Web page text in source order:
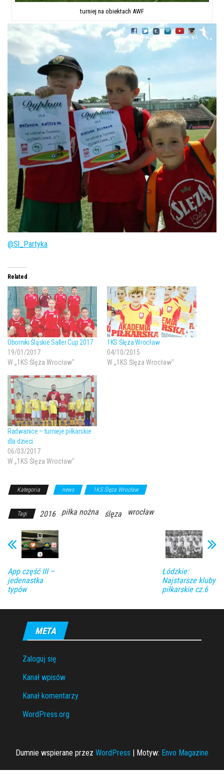
turniej na obiektach AWF
@Sl_Partyka
Related
Oborniki Śląskie Saller Cup 2017
19/01/2017
W „1KS Ślęza Wrocław"
1KS Ślęza Wrocław
04/10/2015
W „1KS Ślęza Wrocław"
Radwanice – turnieje piłkarskie
dla dzieci.
06/03/2017
W „1KS Ślęza Wrocław"
Kategoria news 1KS Ślęza Wrocław
Tagi 2016 piłka nożna ślęza wrocław
App część III –
jedenastka
typów
Łódzkie:
Najstarsze kluby
piłkarskie cz.6
META
Zaloguj się
Kanał wpisów
Kanał komentarzy
WordPress.org
Dumnie wspierane przez WordPress | Motyw: Envo Magazine